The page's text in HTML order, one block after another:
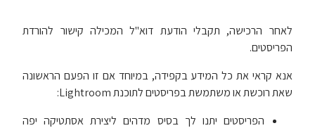
לאחר הרכישה, תקבלי הודעת דוא"ל המכילה קישור להורדת
הפריסטים.
אנא קראי את כל המידע בקפידה, במיוחד אם זו הפעם הראשונה
שאת רוכשת או משתמשת בפריסטים לתוכנת Lightroom:
הפריסטים יתנו לך בסיס מדהים ליצירת אסתטיקה יפה